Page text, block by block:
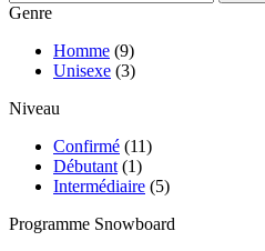
Genre
Homme (9)
Unisexe (3)
Niveau
Confirmé (11)
Débutant (1)
Intermédiaire (5)
Programme Snowboard